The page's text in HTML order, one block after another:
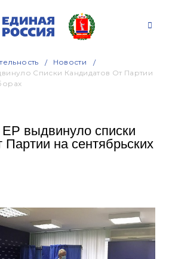
Новости
Списки Кандидатов От Партии
ЕР выдвинуло списки
Партии на сентябрьских